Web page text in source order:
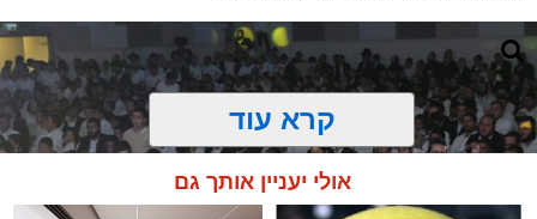
קרא עוד
אולי יעניין אותך גם